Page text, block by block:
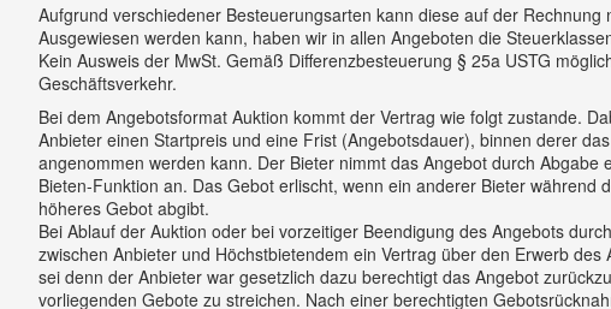
Aufgrund verschiedener Besteuerungsarten kann diese auf der
Ausgewiesen werden kann, haben wir in allen Angeboten die
Kein Ausweis der MwSt. Gemäß Differenzbesteuerung § 25a USTG
Geschäftsverkehr.
Bei dem Angebotsformat Auktion kommt der Vertrag wie folgt zustande.
Anbieter einen Startpreis und eine Frist (Angebotsdauer), binnen derer
angenommen werden kann. Der Bieter nimmt das Angebot durch Abgabe
Bieten-Funktion an. Das Gebot erlischt, wenn ein anderer Bieter während
höheres Gebot abgibt.
Bei Ablauf der Auktion oder bei vorzeitiger Beendigung des Angebots
zwischen Anbieter und Höchstbietendem ein Vertrag über den Erwerb des
sei denn der Anbieter war gesetzlich dazu berechtigt das Angebot
vorliegenden Gebote zu streichen. Nach einer berechtigten